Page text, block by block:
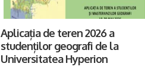
Aplicația de teren 2026 a
studenților geografi de la
Universitatea Hyperion